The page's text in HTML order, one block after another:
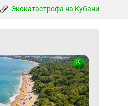
Экокатастрофа на Кубани